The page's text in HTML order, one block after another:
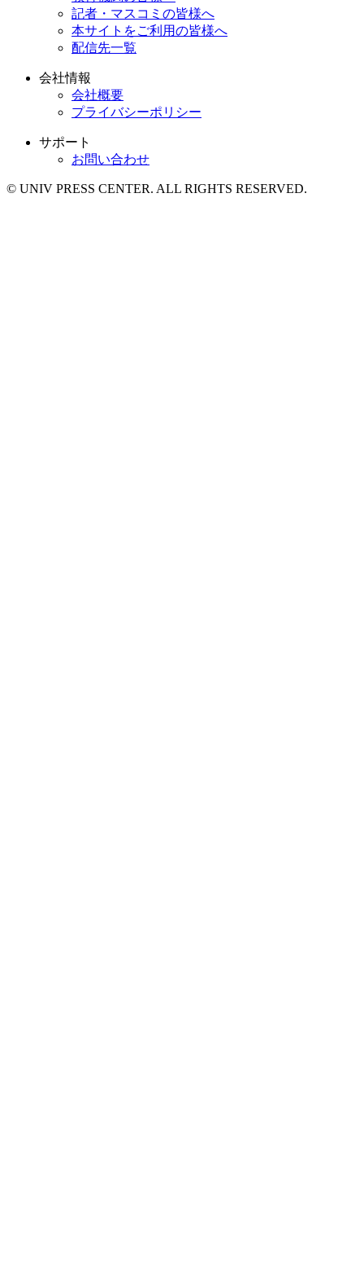
記者・マスコミの皆様へ
本サイトをご利用の皆様へ
配信先一覧
会社情報
会社概要
プライバシーポリシー
サポート
お問い合わせ
© UNIV PRESS CENTER. ALL RIGHTS RESERVED.